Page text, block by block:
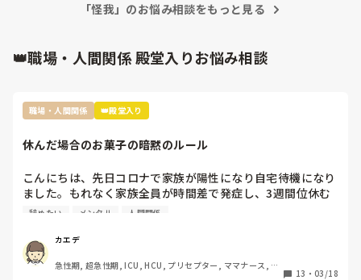
時間帯によって拘束も。
「怪我」のお悩み相談をもっと見る
👑職場・人間関係 殿堂入りお悩み相談
職場・人間関係 👑殿堂入り
休んだ場合のお菓子の暗黙のルール
こんにちは、先日コロナで家族が陽性になり自宅待機になり
ました。もれなく家族全員が時間差で発症し、3週間位休む
ことになりました。
菓子を4袋くらい買って行ったんですが…
裏であんなに迷惑かけたのにファミリーパックって馬鹿にさ
れてるよねとお局がクラークさんに言ってたんですよね。
辞めたい メンタル 人間関係
カエデ
急性期, 超急性期, ICU, HCU, プリセプター, ママナース, リ
13 ・ 03/18